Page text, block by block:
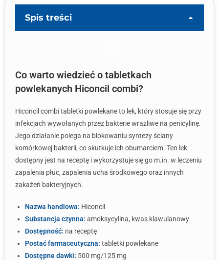
Spis treści
Co warto wiedzieć o tabletkach
powlekanych Hiconcil combi?
Hiconcil combi tabletki powlekane to lek, który stosuje się przy
infekcjach wywołanych przez bakterie wrażliwe na penicylinę.
Jego działanie polega na blokowaniu syntezy ściany
komórkowej bakterii, co skutkuje ich obumarciem. Ten lek
dostępny jest na receptę i wykorzystuje się go m.in. w leczeniu
zapalenia płuc, zapalenia ucha środkowego oraz innych
zakażeń bakteryjnych.
Nazwa handlowa: Hiconcil
Substancja czynna: amoksycylina, kwas klawulanowy
Dostępność: na receptę
Postać farmaceutyczna: tabletki powlekane
Dostępne dawki: 500 mg/125 mg